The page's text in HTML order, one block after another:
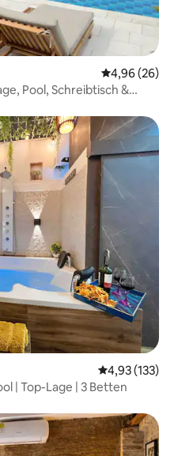
4,96 (26)
Pool, Schreibtisch &
4,93 (133)
| Top-Lage | 3 Betten